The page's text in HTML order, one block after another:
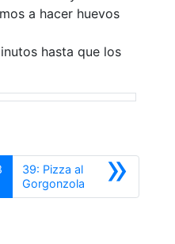
a hacer huevos
hasta que los
»
39: Pizza al
Gorgonzola Siguiente